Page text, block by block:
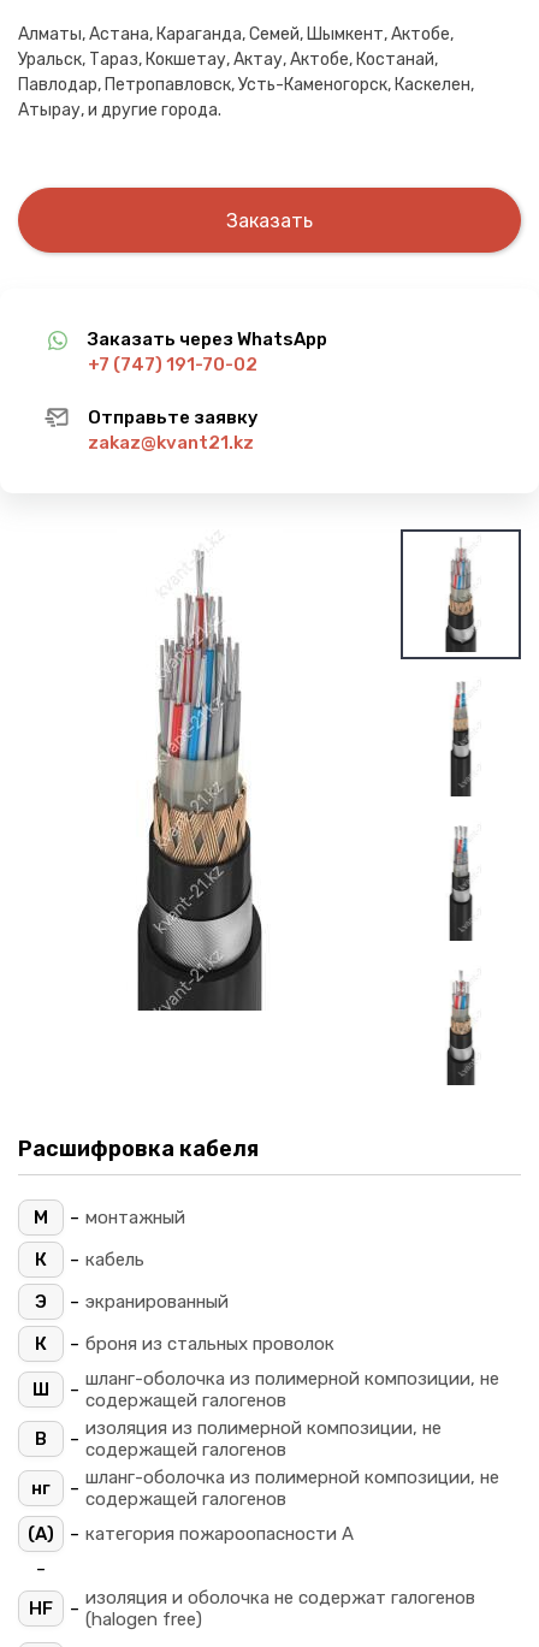
Алматы, Астана, Караганда, Семей, Шымкент, Актобе,
Уральск, Тараз, Кокшетау, Актау, Актобе, Костанай,
Павлодар, Петропавловск, Усть-Каменогорск, Каскелен,
Атырау, и другие города.
Заказать
Заказать через WhatsApp
+7 (747) 191-70-02
Отправьте заявку
zakaz@kvant21.kz
Расшифровка кабеля
М - монтажный
К
- кабель
Э
- экранированный
К
- броня из стальных проволок
Ш - шланг-оболочка из полимерной композиции, не
содержащей галогенов
В
- изоляция из полимерной композиции, не
содержащей галогенов
нг
- шланг-оболочка из полимерной композиции, не
содержащей галогенов
(A)
- категория пожароопасности A
-
HF - изоляция и оболочка не содержат галогенов
(halogen free)